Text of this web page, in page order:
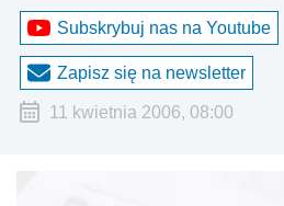
Subskrybuj nas na Youtube
Zapisz się na newsletter
11 kwietnia 2006, 08:00